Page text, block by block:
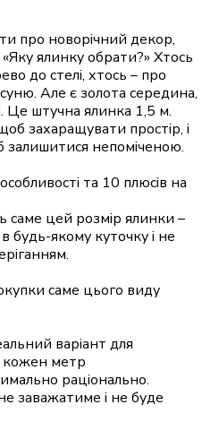
про новорічний декор,
ялинку обрати?» Хтось
до стелі, хтось – про
Але є золота середина,
Це штучна ялинка 1,5 м.
захаращувати простір, і
непоміченою.
та 10 плюсів на
цей розмір ялинки –
будь-якому куточку і не
саме цього виду
варіант для
кожен метр
раціонально.
заважатиме і не буде